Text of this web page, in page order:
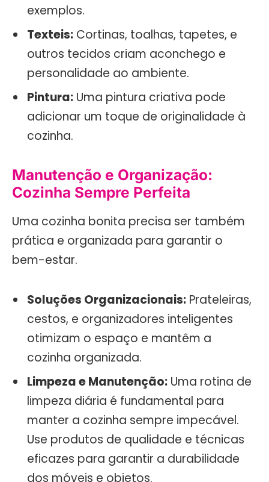
exemplos.
Texteis: Cortinas, toalhas, tapetes, e
outros tecidos criam aconchego e
personalidade ao ambiente.
Pintura: Uma pintura criativa pode
adicionar um toque de originalidade à
cozinha.
Manutenção e Organização:
Cozinha Sempre Perfeita
Uma cozinha bonita precisa ser também
prática e organizada para garantir o
bem-estar.
Soluções Organizacionais: Prateleiras,
cestos, e organizadores inteligentes
otimizam o espaço e mantêm a
cozinha organizada.
Limpeza e Manutenção: Uma rotina de
limpeza diária é fundamental para
manter a cozinha sempre impecável.
Use produtos de qualidade e técnicas
eficazes para garantir a durabilidade
dos móveis e objetos.